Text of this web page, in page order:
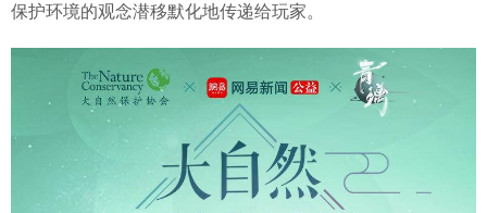
保护环境的观念潜移默化地传递给玩家。